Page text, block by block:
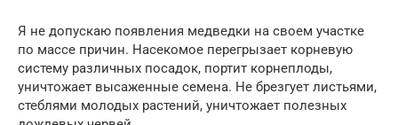
Я не допускаю появления медведки на своем участке
по массе причин. Насекомое перегрызает корневую
систему различных посадок, портит корнеплоды,
уничтожает высаженные семена. Не брезгует листьями,
стеблями молодых растений, уничтожает полезных